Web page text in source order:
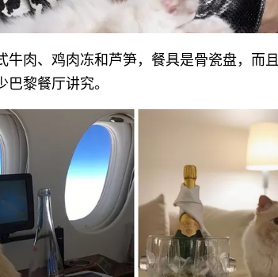
牛肉、鸡肉冻和芦笋，餐具是骨瓷盘，而
黎餐厅讲究。